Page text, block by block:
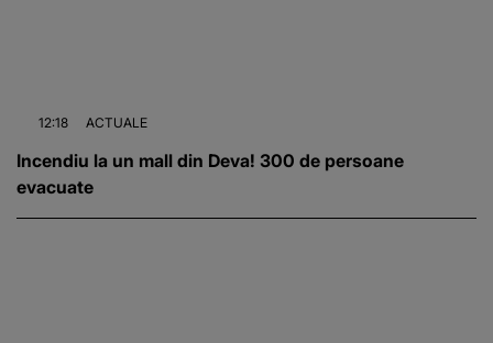
12:18 ACTUALE
Incendiu la un mall din Deva! 300 de persoane
evacuate